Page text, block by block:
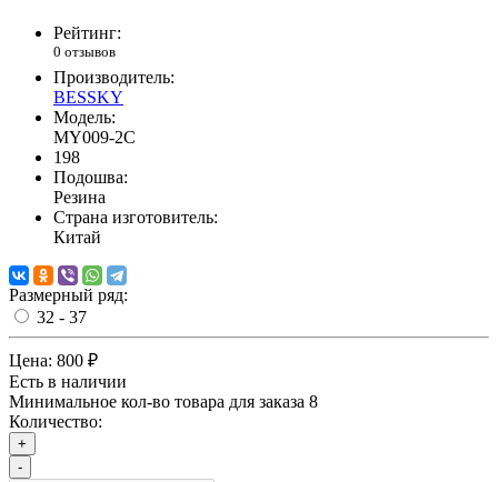
Рейтинг:
0 отзывов
Производитель:
BESSKY
Модель:
MY009-2C
198
Подошва:
Резина
Страна изготовитель:
Китай
Размерный ряд:
32 - 37
Цена: 800 ₽
Есть в наличии
Минимальное кол-во товара для заказа 8
Количество:
+
-